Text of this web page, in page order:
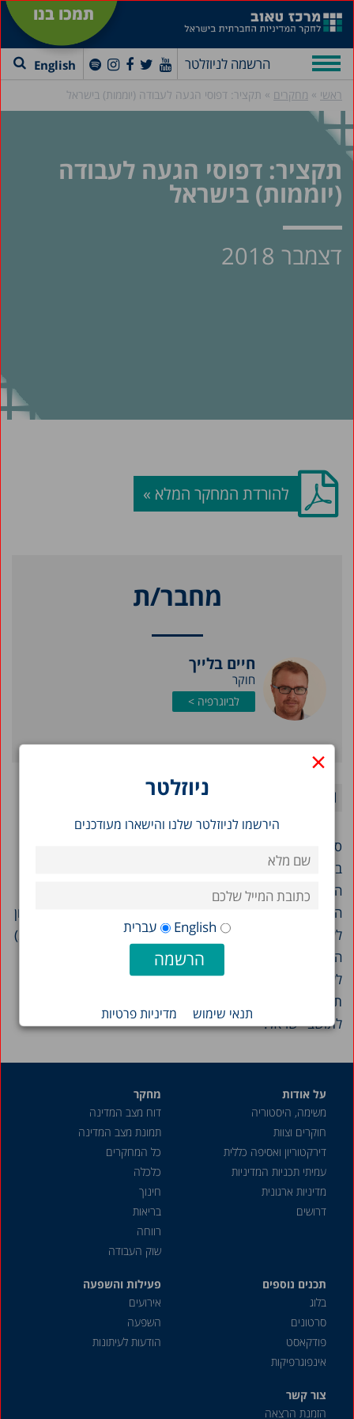
תמכו בנו
הרשמה לניוזלטר English
×
ניוזלטר
הירשמו לניוזלטר שלנו והישארו מעודכנים
English עברית
תנאי שימוש מדיניות פרטיות
ראשי » מחקרים » תקציר: דפוסי הגעה לעבודה (יוממות) בישראל
תקציר: דפוסי הגעה לעבודה
(יוממות) בישראל
דצמבר 2018
להורדת המחקר המלא »
מחבר/ת
חיים בלייך
חוקר
לביוגרפיה >
סוגיית ההגעה לעבודה מושכת תשומת לב רבה יותר בישראל
בשנים האחרונות, עם החמרת פקקי התנועה בישראל בעקבות
המועסקים העובדים מחוץ לאזור מגוריהם מ-42 ל-54 אחוזים (נכון
לשנת 2016). בקרב ישראלים בגילי העבודה העיקריים (64–25)
המכונית הפרטית היא אמצעי התחבורה העיקרי בקרב הנוסעים
לעבודה, ומספר הנסיעות עלה בקצב מהיר יותר מהתרחבות
תשתית הכבישים – וכך נוצרים פקקי התנועה שמוכרים מדי
לתושבי ישראל.
על אודות
משימה, היסטוריה
חוקרים וצוות
דירקטוריון ואסיפה כללית
עמיתי תכניות המדיניות
מדיניות ארגונית
דרושים
מחקר
דוח מצב המדינה
תמונת מצב המדינה
כל המחקרים
כלכלה
חינוך
בריאות
רווחה
שוק העבודה
תכנים נוספים
בלוג
סרטונים
פודקאסט
אינפוגרפיקות
פעילות והשפעה
אירועים
השפעה
הודעות לעיתונות
צור קשר
הזמנת הרצאה